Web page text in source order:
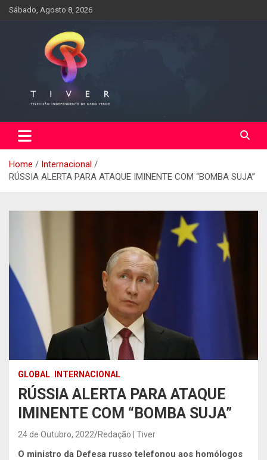
SkipSábado, Agosto 8, 2026
Home
Internacional
RÚSSIA ALERTA PARA ATAQUE IMINENTE COM “BOMBA SUJA”
GLOBAL INTERNACIONAL
RÚSSIA ALERTA PARA ATAQUE
IMINENTE COM “BOMBA SUJA”
24 de Outubro, 2022 Redação | Tiver
O ministro da Defesa russo telefonou aos homólogos